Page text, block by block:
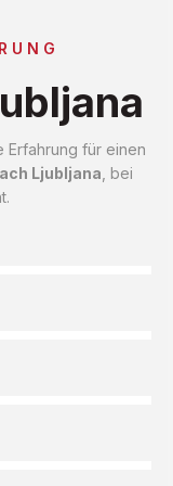
Erfahrung für einen
Ljubljana , bei